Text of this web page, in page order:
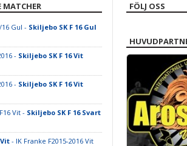
Gul - Skiljebo SK F 16 Gul
- Skiljebo SK F 16 Vit
- Skiljebo SK F 16 Vit
Vit - Skiljebo SK F 16 Svart
- IK Franke F2015-2016 Vit
FÖLJ OSS